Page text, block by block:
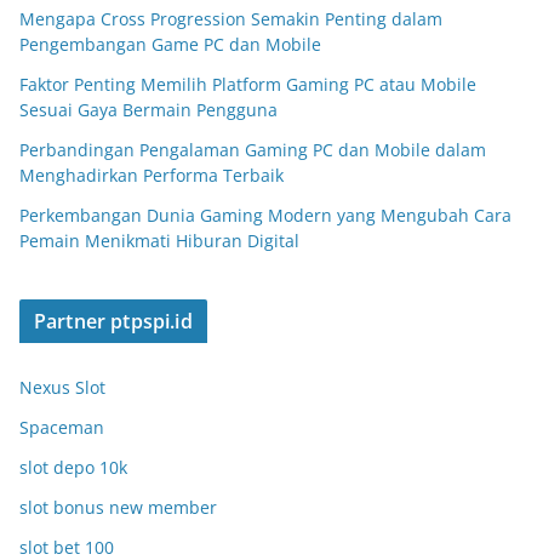
Mengapa Cross Progression Semakin Penting dalam
Pengembangan Game PC dan Mobile
Faktor Penting Memilih Platform Gaming PC atau Mobile
Sesuai Gaya Bermain Pengguna
Perbandingan Pengalaman Gaming PC dan Mobile dalam
Menghadirkan Performa Terbaik
Perkembangan Dunia Gaming Modern yang Mengubah Cara
Pemain Menikmati Hiburan Digital
Partner ptpspi.id
Nexus Slot
Spaceman
slot depo 10k
slot bonus new member
slot bet 100